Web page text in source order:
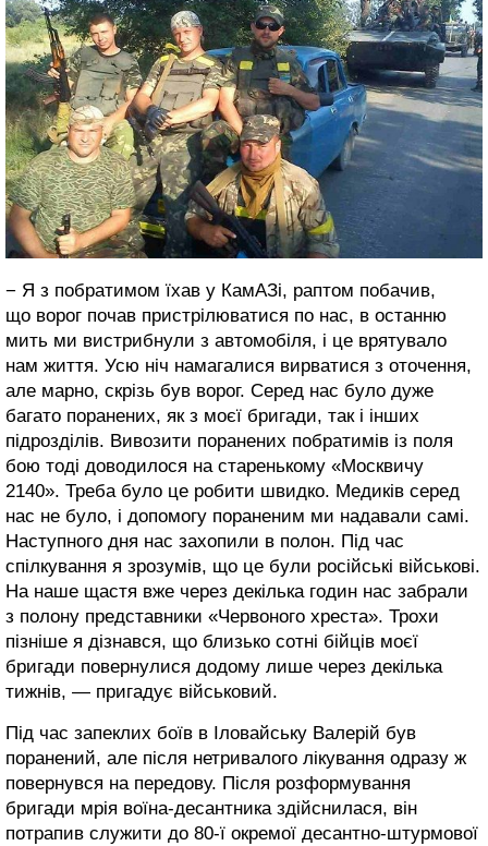
− Я з побратимом їхав у КамАЗі, раптом побачив,
що ворог почав пристрілюватися по нас, в останню
мить ми вистрибнули з автомобіля, і це врятувало
нам життя. Усю ніч намагалися вирватися з оточення,
але марно, скрізь був ворог. Серед нас було дуже
багато поранених, як з моєї бригади, так і інших
підрозділів. Вивозити поранених побратимів із поля
бою тоді доводилося на старенькому «Москвичу
2140». Треба було це робити швидко. Медиків серед
нас не було, і допомогу пораненим ми надавали самі.
Наступного дня нас захопили в полон. Під час
спілкування я зрозумів, що це були російські військові.
На наше щастя вже через декілька годин нас забрали
з полону представники «Червоного хреста». Трохи
пізніше я дізнався, що близько сотні бійців моєї
бригади повернулися додому лише через декілька
тижнів, — пригадує військовий.
Під час запеклих боїв в Іловайську Валерій був
поранений, але після нетривалого лікування одразу ж
повернувся на передову. Після розформування
бригади мрія воїна-десантника здійснилася, він
потрапив служити до 80-ї окремої десантно-штурмової